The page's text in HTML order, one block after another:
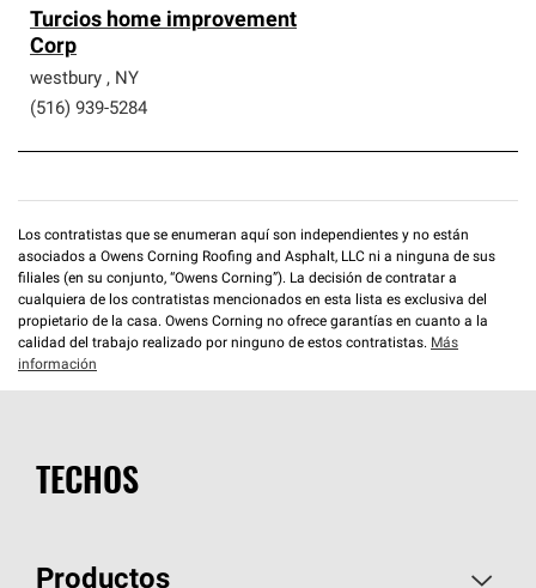
Turcios home improvement
Corp
westbury , NY
(516) 939-5284
Los contratistas que se enumeran aquí son independientes y no están
asociados a Owens Corning Roofing and Asphalt, LLC ni a ninguna de sus
filiales (en su conjunto, “Owens Corning”). La decisión de contratar a
cualquiera de los contratistas mencionados en esta lista es exclusiva del
propietario de la casa. Owens Corning no ofrece garantías en cuanto a la
calidad del trabajo realizado por ninguno de estos contratistas. Más
información
TECHOS
Productos